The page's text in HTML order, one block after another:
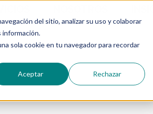
del sitio, analizar su uso y colaborar
información.
sola cookie en tu navegador para recordar
Aceptar Rechazar